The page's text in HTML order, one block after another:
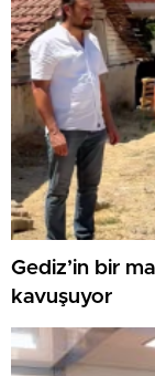
Gediz’in bir
kavuşuyor